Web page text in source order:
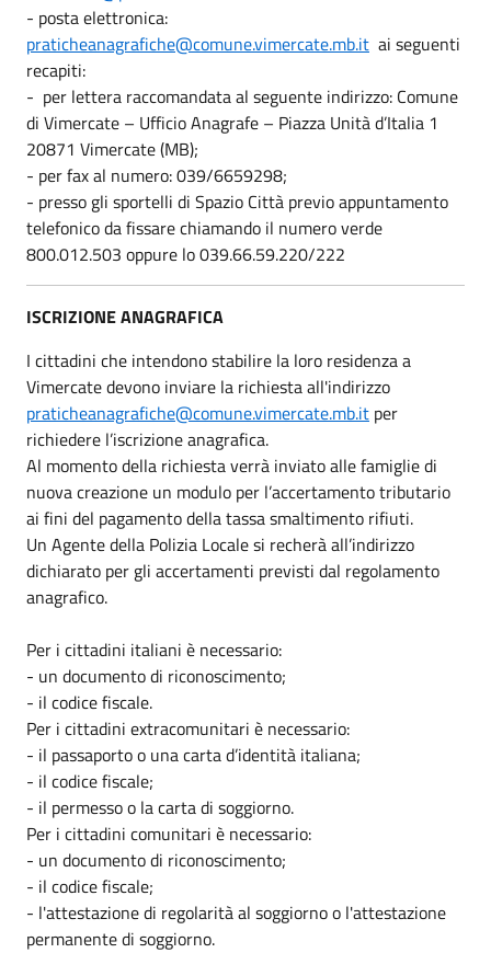
- posta elettronica:
praticheanagrafiche@comune.vimercate.mb.it ai seguenti
recapiti:
- per lettera raccomandata al seguente indirizzo: Comune
di Vimercate – Ufficio Anagrafe – Piazza Unità d’Italia 1
20871 Vimercate (MB);
- per fax al numero: 039/6659298;
- presso gli sportelli di Spazio Città previo appuntamento
telefonico da fissare chiamando il numero verde
800.012.503 oppure lo 039.66.59.220/222
ISCRIZIONE ANAGRAFICA
I cittadini che intendono stabilire la loro residenza a
Vimercate devono inviare la richiesta all'indirizzo
praticheanagrafiche@comune.vimercate.mb.it per
richiedere l’iscrizione anagrafica.
Al momento della richiesta verrà inviato alle famiglie di
nuova creazione un modulo per l’accertamento tributario
ai fini del pagamento della tassa smaltimento rifiuti.
Un Agente della Polizia Locale si recherà all’indirizzo
dichiarato per gli accertamenti previsti dal regolamento
anagrafico.
Per i cittadini italiani è necessario:
- un documento di riconoscimento;
- il codice fiscale.
Per i cittadini extracomunitari è necessario:
- il passaporto o una carta d’identità italiana;
- il codice fiscale;
- il permesso o la carta di soggiorno.
Per i cittadini comunitari è necessario:
- un documento di riconoscimento;
- il codice fiscale;
- l'attestazione di regolarità al soggiorno o l'attestazione
permanente di soggiorno.